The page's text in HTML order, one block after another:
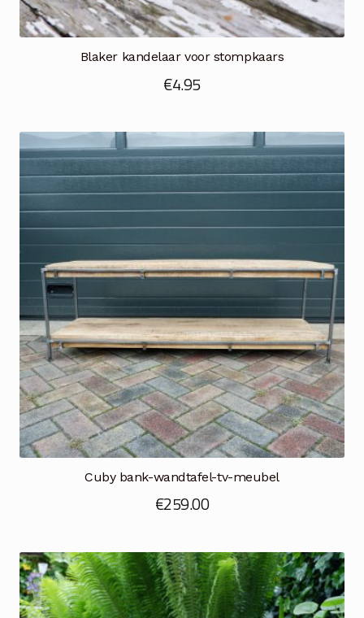
Blaker kandelaar voor stompkaars
€4.95
Cuby bank-wandtafel-tv-meubel
€259.00